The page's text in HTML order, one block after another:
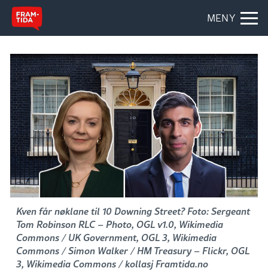
MENY
Kven får nøklane til 10 Downing Street? Foto: Sergeant
Tom Robinson RLC – Photo, OGL v1.0, Wikimedia
Commons / UK Government, OGL 3, Wikimedia
Commons / Simon Walker / HM Treasury – Flickr, OGL
3, Wikimedia Commons / kollasj Framtida.no